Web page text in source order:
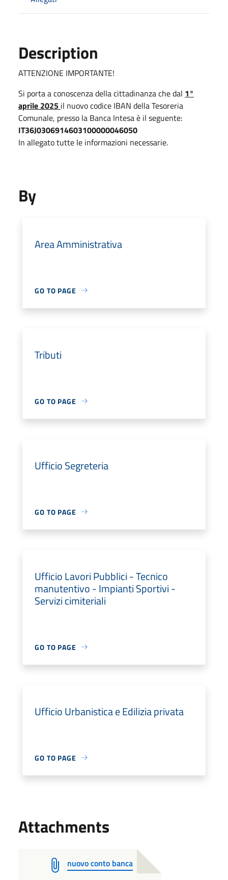
Description
ATTENZIONE IMPORTANTE!
Si porta a conoscenza della cittadinanza che dal 1°
aprile 2025 il nuovo codice IBAN della Tesoreria
Comunale, presso la Banca Intesa è il seguente:
IT36J0306914603100000046050
In allegato tutte le informazioni necessarie.
By
Area Amministrativa
GO TO PAGE
Tributi
GO TO PAGE
Ufficio Segreteria
GO TO PAGE
Ufficio Lavori Pubblici - Tecnico
manutentivo - Impianti Sportivi -
Servizi cimiteriali
GO TO PAGE
Ufficio Urbanistica e Edilizia privata
GO TO PAGE
Attachments
nuovo conto banca